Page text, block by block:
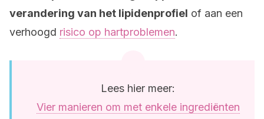
verandering van het lipidenprofiel of aan een
verhoogd risico op hartproblemen.
Lees hier meer:
Vier manieren om met enkele ingrediënten